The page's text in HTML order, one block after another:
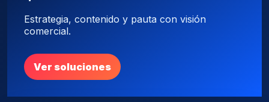
Estrategia, contenido y pauta con visión
comercial.
Ver soluciones